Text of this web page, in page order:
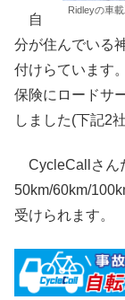
Ridleyの車
自
分が住んでいる
付けらています
保険にロードサ
しました(下記2
CycleCallさん
50km/60km/
受けられます。